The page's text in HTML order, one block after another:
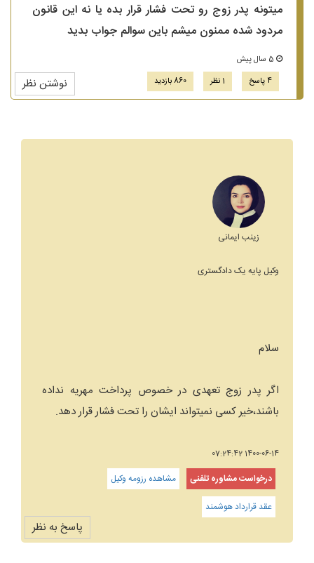
میتونه پدر زوج رو تحت فشار قرار بده یا نه این قانون
مردود شده ممنون میشم باین سوالم جواب بدید
4 پاسخ
1 نظر 860 بازدید نوشتن نظر
زینب ایمانی
وکیل پایه یک دادگستری
سلام
اگر پدر زوج تعهدی در خصوص پرداخت مهریه نداده
باشند،خیر کسی نمیتواند ایشان را تحت فشار قرار دهد.
1400-06-14 07:24:42
درخواست مشاوره تلفنی
مشاهده رزومه وکیل
عقد قرارداد هوشمند
پاسخ به نظر